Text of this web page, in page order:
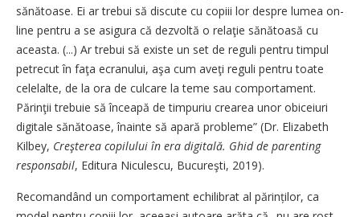
sănătoase. Ei ar trebui să discute cu copiii lor despre lumea on-
line pentru a se asigura că dezvoltă o relaţie sănătoasă cu
aceasta. (...) Ar trebui să existe un set de reguli pentru timpul
petrecut în faţa ecranului, aşa cum aveţi reguli pentru toate
celelalte, de la ora de culcare la teme sau comportament.
Părinţii trebuie să înceapă de timpuriu crearea unor obiceiuri
digitale sănătoase, înainte să apară probleme” (Dr. Elizabeth
Kilbey, Creşterea copilului în era digitală. Ghid de parenting
responsabil, Editura Niculescu, Bucureşti, 2019).
Recomandând un comportament echilibrat al părinților, ca